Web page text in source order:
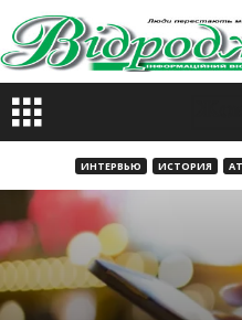
ИНТЕРВЬЮ ИСТОРИЯ